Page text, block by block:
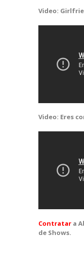
Video:
Video: Eres
Contratar a
de Shows.